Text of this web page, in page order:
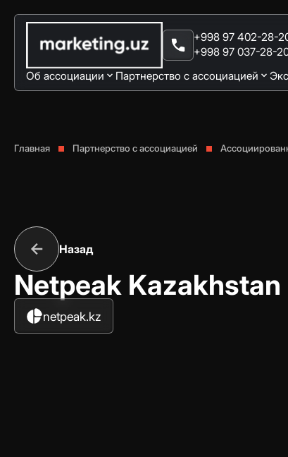
+998 97 402-28-
+998 97 037-28-
Об ассоциации Партнерство с ассоциацией
Главная Партнерство с ассоциацией
Назад
Netpeak Kazakhstan
netpeak.kz